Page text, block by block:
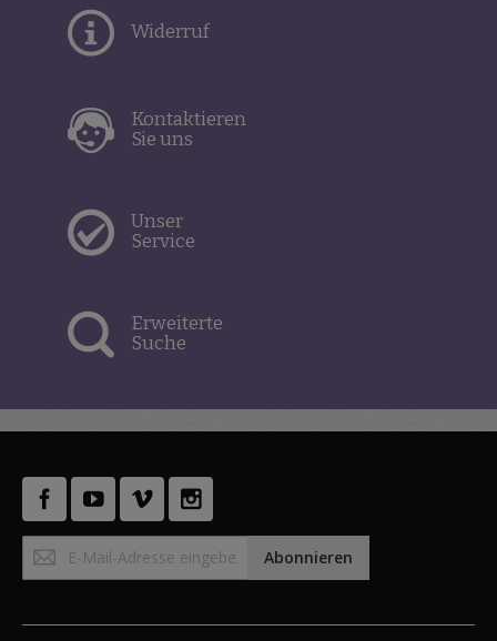
Widerruf
Kontaktieren
Sie uns
Unser
Service
Erweiterte
Suche
zum
Abonnieren